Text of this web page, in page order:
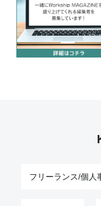
フリーランス/個人